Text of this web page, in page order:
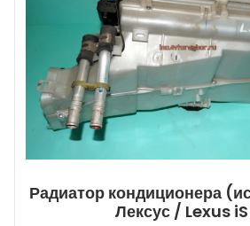
Радиатор кондиционера
Лексус / Lexus